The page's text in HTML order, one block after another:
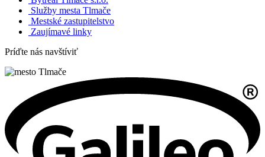
Služby mesta Tlmače
Mestské zastupitelstvo
Zaujímavé linky
Príďte nás navštíviť